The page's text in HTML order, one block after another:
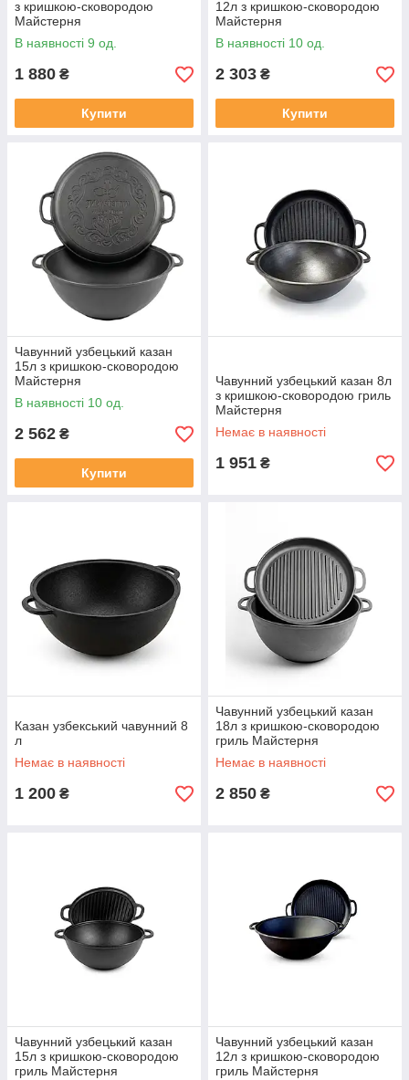
з кришкою-сковородою
Майстерня
В наявності 9 од.
1 880 ₴
Купити
12л з кришкою-сковородою
Майстерня
В наявності 10 од.
2 303 ₴
Купити
Чавунний узбецький казан
15л з кришкою-сковородою
Майстерня
В наявності 10 од.
2 562 ₴
Купити
Чавунний узбецький казан 8л
з кришкою-сковородою гриль
Майстерня
Немає в наявності
1 951 ₴
Казан узбекський чавунний 8
л
Немає в наявності
1 200 ₴
Чавунний узбецький казан
18л з кришкою-сковородою
гриль Майстерня
Немає в наявності
2 850 ₴
Чавунний узбецький казан
15л з кришкою-сковородою
гриль Майстерня
Чавунний узбецький казан
12л з кришкою-сковородою
гриль Майстерня